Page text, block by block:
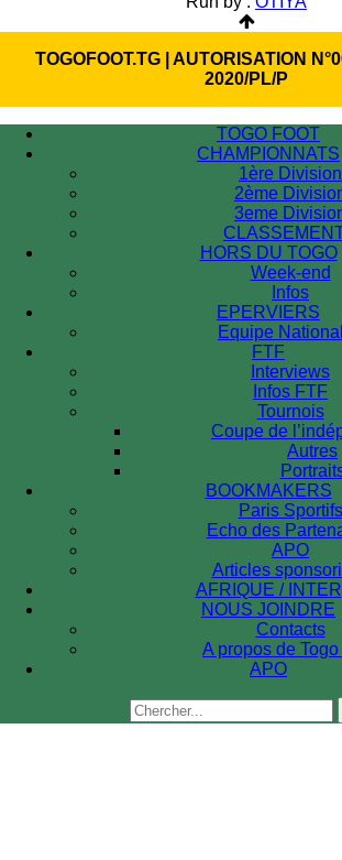
TOGOFOOT.TG | AUTORISATION
2020/PL/P
TOGO FOOT
CHAMPIONNATS
1ère Division
2ème
3eme
HORS DU TOGO
Week-end
Infos
EPERVIERS
Equipe
FTF
Interviews
Infos FTF
Tournois
Coupe de
Autres
BOOKMAKERS
Paris Sportifs
Echo des
APO
Articles
AFRIQUE / INTER
NOUS JOINDRE
Contacts
A propos de
APO